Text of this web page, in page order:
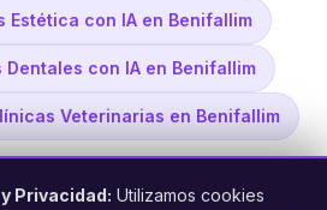
Estética con IA en Benifallim
Dentales con IA en Benifallim
Veterinarias en Benifallim
Privacidad: Utilizamos cookies